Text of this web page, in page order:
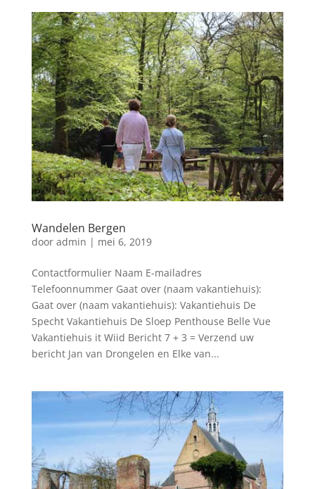
Wandelen Bergen
door admin | mei 6, 2019
Contactformulier Naam E-mailadres
Telefoonnummer Gaat over (naam vakantiehuis):
Gaat over (naam vakantiehuis): Vakantiehuis De
Specht Vakantiehuis De Sloep Penthouse Belle Vue
Vakantiehuis it Wiid Bericht 7 + 3 = Verzend uw
bericht Jan van Drongelen en Elke van...